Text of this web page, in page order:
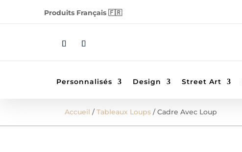
Produits Français 🇫🇷
Personnalisés Design Street Art
Accueil /Tableaux Loups / Cadre Avec Loup